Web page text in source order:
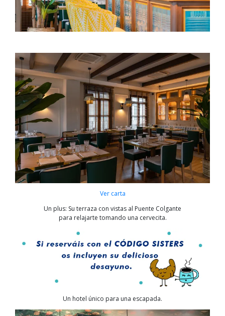
Ver carta
Un plus: Su terraza con vistas al Puente Colgante
para relajarte tomando una cervecita.
Un hotel único para una escapada.